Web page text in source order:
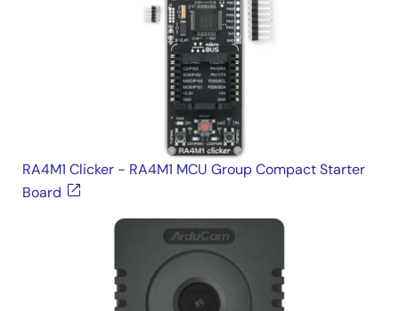
RA4M1 Clicker - RA4M1 MCU Group Compact Starter
Board